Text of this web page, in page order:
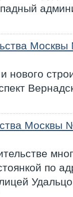
нового
Москвы
по